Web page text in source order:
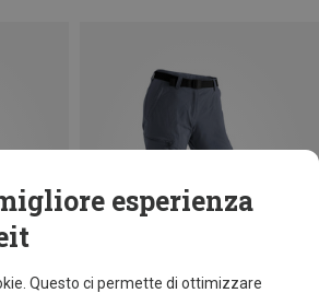
esperienza
Questo ci permette di ottimizzare